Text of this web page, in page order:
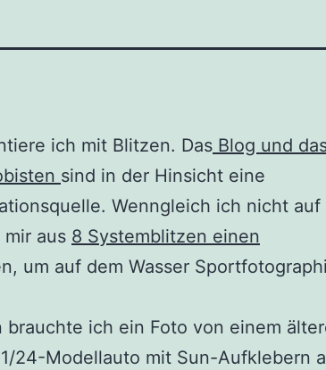
ich mit Blitzen. Das Blog und
sind in der Hinsicht eine
Wenngleich ich nicht auf
aus 8 Systemblitzen einen
um auf dem Wasser
brauchte ich ein Foto von einem
24-Modellauto mit Sun-Aufklebern